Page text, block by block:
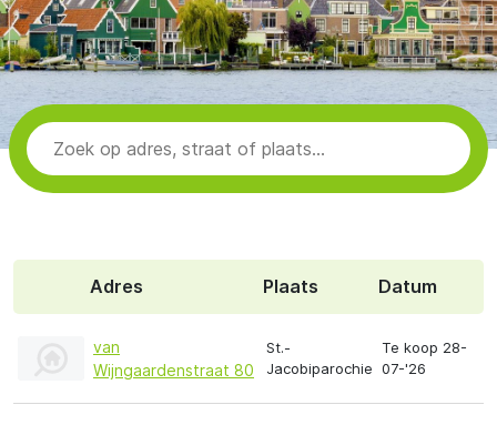
Adres Plaats Datum
van
Wijngaardenstraat 80
St.-
Jacobiparochie
Te koop 28-
07-'26